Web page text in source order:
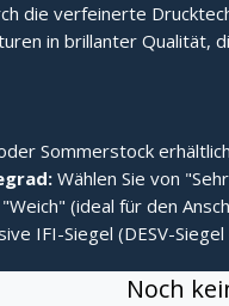
die verfeinerte
in brillanter Qualität,
Sommerstock
Wählen Sie von
(ideal für den
IFI-Siegel (DESV-
Noch